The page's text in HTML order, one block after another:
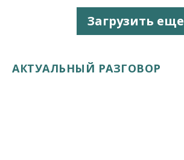
Загрузить еще
АКТУАЛЬНЫЙ РАЗГОВОР